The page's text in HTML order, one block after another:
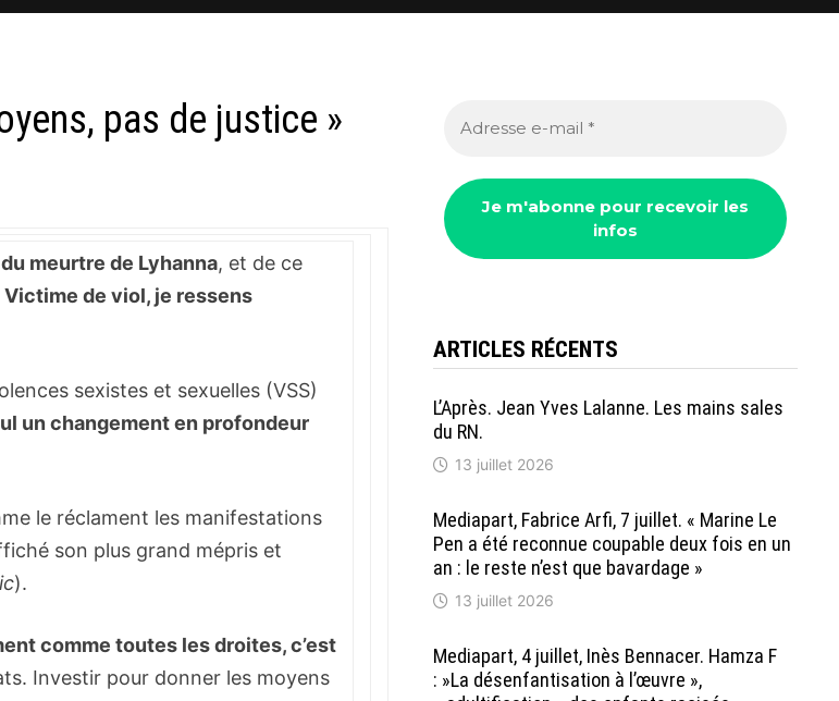
pas de justice »
meurtre de Lyhanna, et de ce
Victime de viol, je ressens
sexistes et sexuelles (VSS)
un changement en profondeur
le réclament les manifestations
son plus grand mépris et
).
comme toutes les droites, c’est
Investir pour donner les moyens
ARTICLES RÉCENTS
L’Après. Jean Yves Lalanne. Les mains sales
du RN.
13 juillet 2026
Mediapart, Fabrice Arfi, 7 juillet. « Marine Le
Pen a été reconnue coupable deux fois en un
an : le reste n’est que bavardage »
13 juillet 2026
Mediapart, 4 juillet, Inès Bennacer. Hamza F
: »La désenfantisation à l’œuvre »,